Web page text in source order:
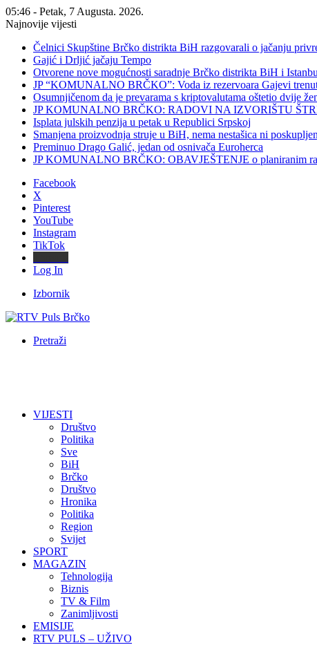
05:46 - Petak, 7 Augusta. 2026.
Najnovije vijesti
Čelnici Skupštine Brčko distrikta BiH razgovarali o jačanju
Gajić i Drljić jačaju Tempo
Otvorene nove mogućnosti saradnje Brčko distrikta BiH i
JP “KOMUNALNO BRČKO”: Voda iz rezervoara Gajevi
Osumnjičenom da je prevarama s kriptovalutama oštetio dvije
JP KOMUNALNO BRČKO: RADOVI NA IZVORIŠTU
Isplata julskih penzija u petak u Republici Srpskoj
Smanjena proizvodnja struje u BiH, nema nestašica ni
Preminuo Drago Galić, jedan od osnivača Euroherca
JP KOMUNALNO BRČKO: OBAVJEŠTENJE o planiranim
Facebook
X
Pinterest
YouTube
Instagram
TikTok
Log In
Izbornik
Pretraži
VIJESTI
Društvo
Politika
Sve
BiH
Brčko
Društvo
Hronika
Politika
Region
Svijet
SPORT
MAGAZIN
Tehnologija
Biznis
TV & Film
Zanimljivosti
EMISIJE
RTV PULS – UŽIVO